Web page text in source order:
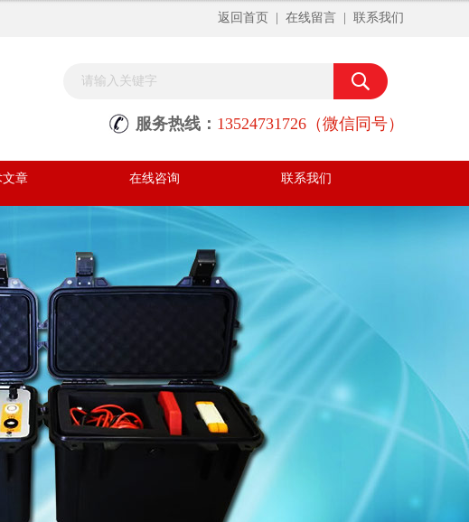
返回首页 在线留言 联系我们
服务热线： 13524731726（微信同号）
文章 在线咨询 联系我们